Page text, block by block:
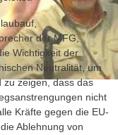
der MFG,
Wichtigkeit der
Neutralität, um
zu zeigen, dass das
nicht
Kräfte gegen die EU-
Ablehnung von